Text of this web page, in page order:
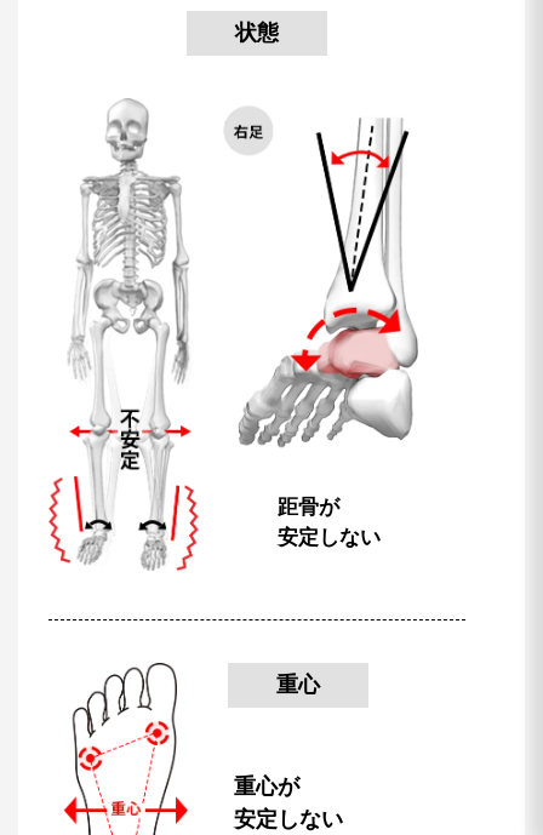
状態
距骨が
安定しない
重心
重心が
安定しない